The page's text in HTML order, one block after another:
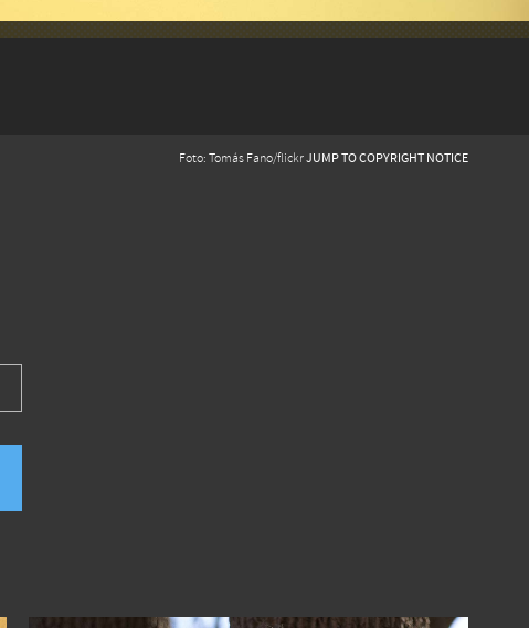
Foto: Tomás Fano/flickrJUMP TO COPYRIGHT NOTICE